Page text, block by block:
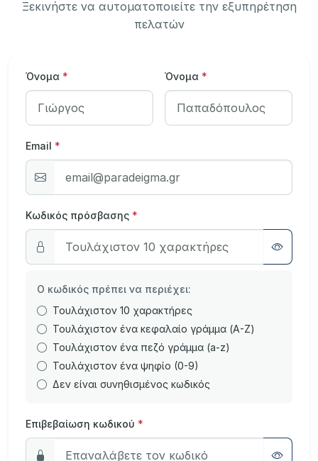
Ξεκινήστε να αυτοματοποιείτε την εξυπηρέτηση
πελατών
Όνομα * Όνομα *
Email *
Κωδικός πρόσβασης *
Ο κωδικός πρέπει να περιέχει:
Τουλάχιστον 10 χαρακτήρες
Τουλάχιστον ένα κεφαλαίο γράμμα (A-Z)
Τουλάχιστον ένα πεζό γράμμα (a-z)
Τουλάχιστον ένα ψηφίο (0-9)
Δεν είναι συνηθισμένος κωδικός
Επιβεβαίωση κωδικού *